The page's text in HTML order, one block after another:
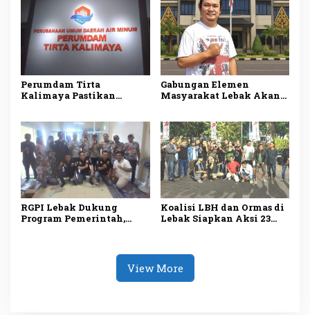
Pemeriksaan Menyeluruh
Rupiah
Perumdam Tirta
Kalimaya Pastikan
Tetap Lancar saat
Kemarau
Gabungan Elemen
Masyarakat Lebak Akan
Lima Tuntutan
RGPI Lebak Dukung
Program Pemerintah,
Kesejahteraan Rakyat
Koalisi LBH dan Ormas di
Lebak Siapkan Aksi 23
View More